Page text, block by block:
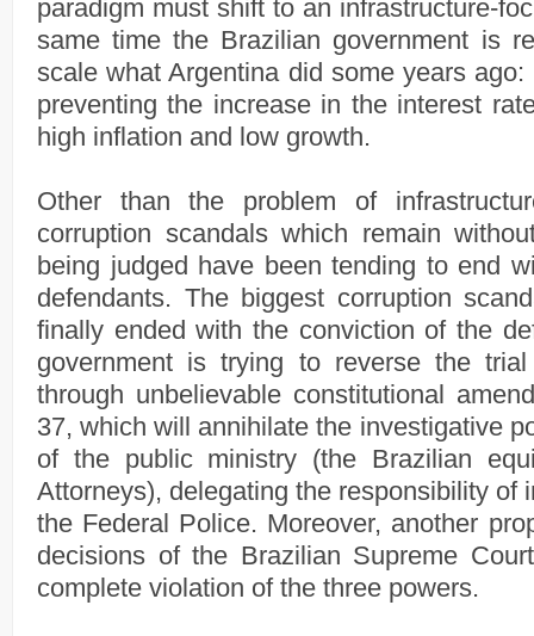
paradigm must shift to an infrastructure-
same time the Brazilian government is
scale what Argentina did some years
preventing the increase in the interest
high inflation and low growth.
Other than the problem of
corruption scandals which remain
being judged have been tending to end
defendants. The biggest corruption
finally ended with the conviction of the
government is trying to reverse the
through unbelievable constitutional
37, which will annihilate the investigative
of the public ministry (the Brazilian
Attorneys), delegating the responsibility of
the Federal Police. Moreover, another
decisions of the Brazilian Supreme
complete violation of the three powers.